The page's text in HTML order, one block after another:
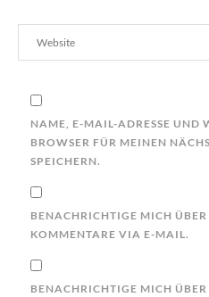
NAME, E-MAIL-ADRESSE UND
BROWSER FÜR MEINEN
SPEICHERN.
BENACHRICHTIGE MICH
KOMMENTARE VIA E-MAIL.
BENACHRICHTIGE MICH